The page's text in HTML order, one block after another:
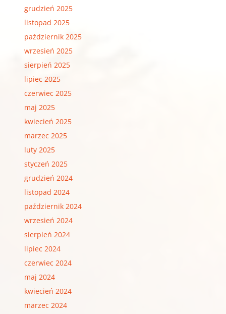
grudzień 2025
listopad 2025
październik 2025
wrzesień 2025
sierpień 2025
lipiec 2025
czerwiec 2025
maj 2025
kwiecień 2025
marzec 2025
luty 2025
styczeń 2025
grudzień 2024
listopad 2024
październik 2024
wrzesień 2024
sierpień 2024
lipiec 2024
czerwiec 2024
maj 2024
kwiecień 2024
marzec 2024